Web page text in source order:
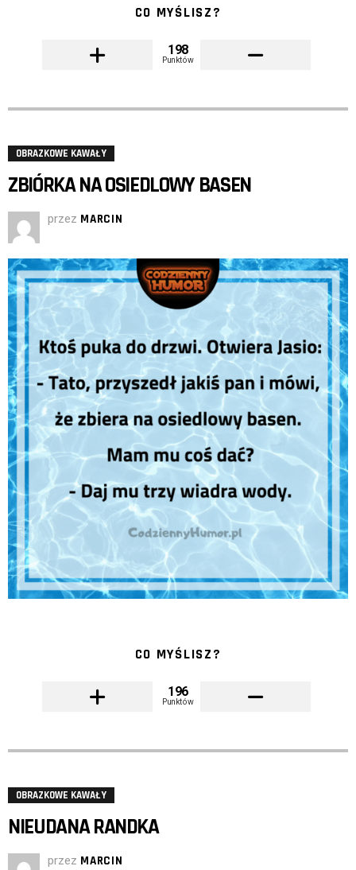
CO MYŚLISZ?
198
Punktów
OBRAZKOWE KAWAŁY
ZBIÓRKA NA OSIEDLOWY BASEN
przez MARCIN
CO MYŚLISZ?
196
Punktów
OBRAZKOWE KAWAŁY
NIEUDANA RANDKA
przez MARCIN